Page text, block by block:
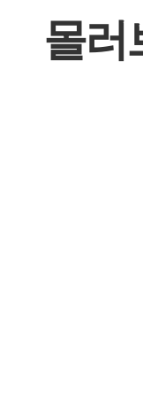
몰러